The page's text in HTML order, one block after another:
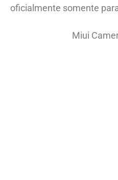
oficialmente somente
Miui